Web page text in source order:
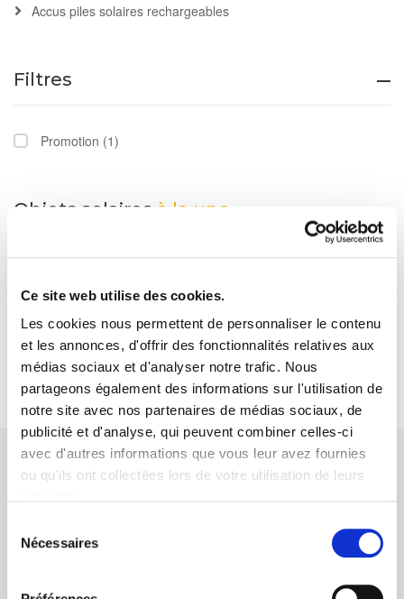
Ce site web utilise des cookies.
Les cookies nous permettent de personnaliser le contenu
et les annonces, d'offrir des fonctionnalités relatives aux
médias sociaux et d'analyser notre trafic. Nous
partageons également des informations sur l'utilisation de
notre site avec nos partenaires de médias sociaux, de
publicité et d'analyse, qui peuvent combiner celles-ci
avec d'autres informations que vous leur avez fournies
ou qu'ils ont collectées lors de votre utilisation de leurs
Nécessaires
Accus piles solaires rechargeables
Filtres
Promotion (1)
Objets solaires à la une
95.00€
Nos engagements